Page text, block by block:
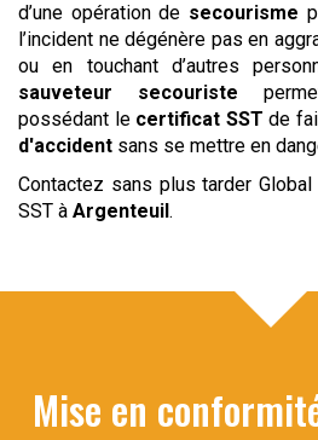
d’une opération de secourisme
l’incident ne dégénère pas en
ou en touchant d’autres
sauveteur secouriste
possédant le certificat SST de
d'accident sans se mettre en
Contactez sans plus tarder
SST à Argenteuil .
Mise en